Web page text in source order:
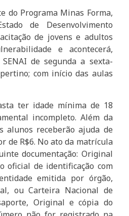
do Programa Minas Forma,
de Desenvolvimento
de jovens e adultos
e acontecerá,
de segunda a sexta-
com início das aulas
ter idade mínima de 18
incompleto. Além da
alunos receberão ajuda de
de R$6. No ato da matrícula
documentação: Original
oficial de identificação com
emitida por órgão,
ou Carteira Nacional de
Original e cópia do